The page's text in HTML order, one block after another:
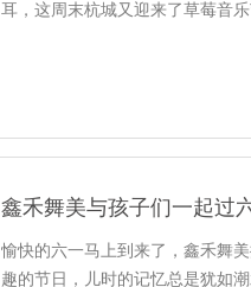
耳，这周末杭城又迎来了草莓音
鑫禾舞美与孩子们一起过
愉快的六一马上到来了，鑫禾舞
趣的节日，儿时的记忆总是犹如